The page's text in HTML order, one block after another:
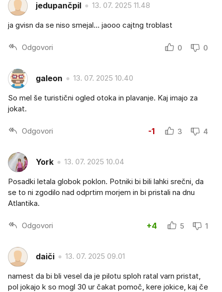
jedupančpil 13. 07. 2025 11.48
ja gvisn da se niso smejal... jaooo cajtng troblast
Odgovori 0 0
galeon 13. 07. 2025 10.40
So mel še turistični ogled otoka in plavanje. Kaj imajo za
jokat.
Odgovori -1 3 4
York 13. 07. 2025 10.04
Posadki letala globok poklon. Potniki bi bili lahki srečni, da
se to ni zgodilo nad odprtim morjem in bi pristali na dnu
Atlantika.
Odgovori +4 5 1
daiči 13. 07. 2025 09.01
namest da bi bli vesel da je pilotu sploh ratal varn pristat,
pol jokajo k so mogl 30 ur čakat pomoč, kere jokice, kaj če